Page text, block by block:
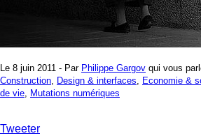
Le 8 juin 2011 - Par Philippe Gargov qui vous
Construction Design & interfaces Economie &
de vie Mutations numériques
Tweeter